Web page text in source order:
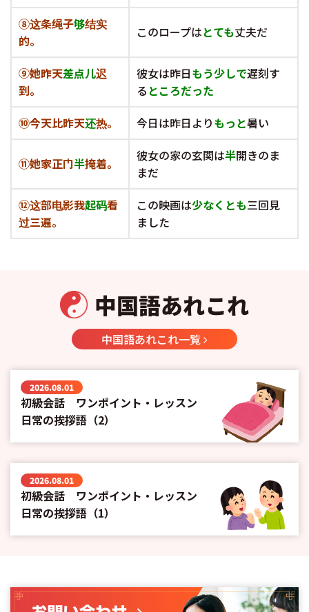
⑧这条绳子够结实
的。
このロープはとても丈夫だ
⑨她昨天差点儿迟
到。
彼女は昨日もう少しで遅刻す
るところだった
⑩今天比昨天还热。 今日は昨日よりもっと暑い
⑪她家正门半掩着。 彼女の家の玄関は半開きのま
まだ
⑫这部电影我起码看
过三遍。
この映画は少なくとも三回見
ました
中国語あれこれ
中国語あれこれ一覧
2026.08.01
初級会話 ワンポイント・レッスン
日常の挨拶語（2）
2026.08.01
初級会話 ワンポイント・レッスン
日常の挨拶語（1）